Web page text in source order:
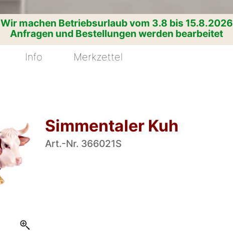
Wir machen Betriebsurlaub vom 3.8 bis 15.8.2026
Anfragen und Bestellungen werden bearbeitet
Info Merkzettel
Simmentaler Kuh
Art.-Nr. 366021S